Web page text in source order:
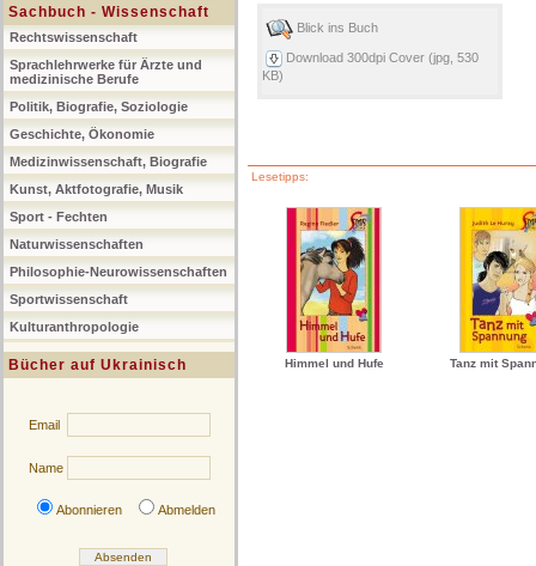
Sachbuch - Wissenschaft
Rechtswissenschaft
Sprachlehrwerke für Ärzte und
medizinische Berufe
Politik, Biografie, Soziologie
Geschichte, Ökonomie
Medizinwissenschaft, Biografie
Kunst, Aktfotografie, Musik
Sport - Fechten
Naturwissenschaften
Philosophie-Neurowissenschaften
Sportwissenschaft
Kulturanthropologie
Bücher auf Ukrainisch
Email
Name
Abonnieren Abmelden
Blick ins Buch
Download 300dpi Cover (jpg, 530
KB)
Lesetipps:
Himmel und Hufe Tanz mit